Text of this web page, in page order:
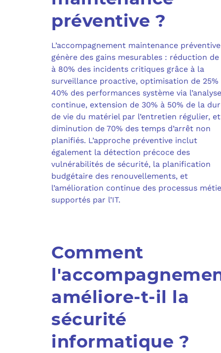
préventive ?
L’accompagnement maintenance préventive
génère des gains mesurables : réduction de
à 80% des incidents critiques grâce à la
surveillance proactive, optimisation de 25%
40% des performances système via l’analyse
continue, extension de 30% à 50% de la
de vie du matériel par l’entretien régulier, et
diminution de 70% des temps d’arrêt non
planifiés. L’approche préventive inclut
également la détection précoce des
vulnérabilités de sécurité, la planification
budgétaire des renouvellements, et
l’amélioration continue des processus
supportés par l’IT.
Comment
améliore-t-il la
sécurité
informatique ?